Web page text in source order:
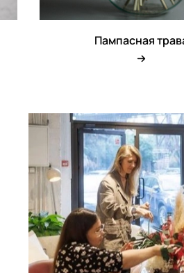
Пампасная